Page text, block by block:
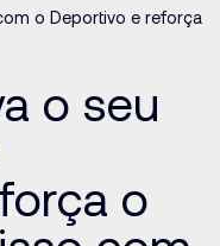
o Deportivo e reforça
o seu
o